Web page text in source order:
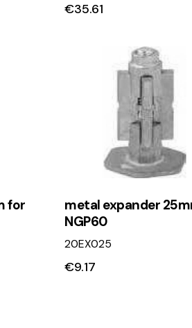
€35.61
for
metal expander
NGP60
20EX025
€9.17